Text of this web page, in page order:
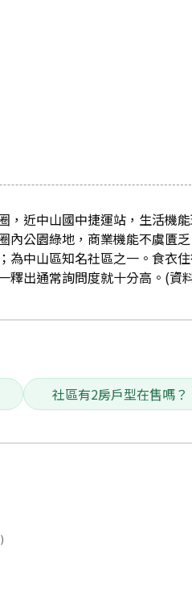
，近中山國中捷運站，生活機
內公園綠地，商業機能不虞匱
為中山區知名社區之一。食衣
釋出通常詢問度就十分高。(資
社區有2房戶型在售嗎？